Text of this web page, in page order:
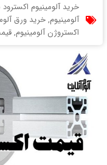
خرید آلومینیوم
آلومینیوم,خرید ورق
اکستروژن آلومینیوم,